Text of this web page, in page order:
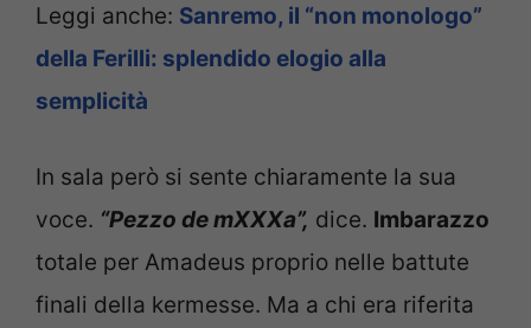
Leggi anche: Sanremo, il “non monologo”
della Ferilli: splendido elogio alla
semplicità
In sala però si sente chiaramente la sua
voce. “Pezzo de mXXXa”, dice. Imbarazzo
totale per Amadeus proprio nelle battute
finali della kermesse. Ma a chi era riferita